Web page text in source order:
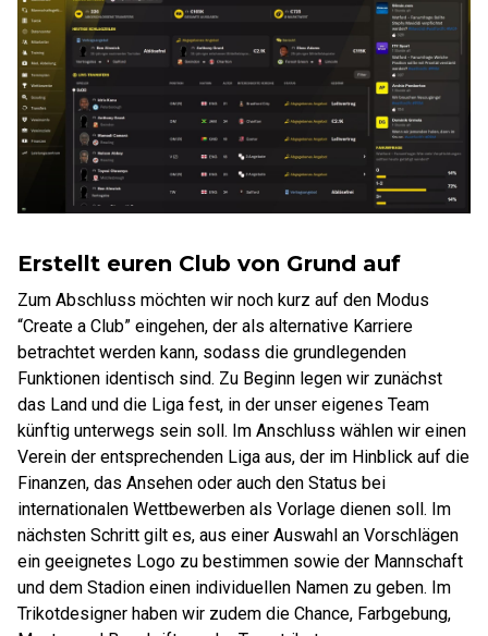
Erstellt euren Club von Grund auf
Zum Abschluss möchten wir noch kurz auf den Modus
“Create a Club” eingehen, der als alternative Karriere
betrachtet werden kann, sodass die grundlegenden
Funktionen identisch sind. Zu Beginn legen wir zunächst
das Land und die Liga fest, in der unser eigenes Team
künftig unterwegs sein soll. Im Anschluss wählen wir einen
Verein der entsprechenden Liga aus, der im Hinblick auf die
Finanzen, das Ansehen oder auch den Status bei
internationalen Wettbewerben als Vorlage dienen soll. Im
nächsten Schritt gilt es, aus einer Auswahl an Vorschlägen
ein geeignetes Logo zu bestimmen sowie der Mannschaft
und dem Stadion einen individuellen Namen zu geben. Im
Trikotdesigner haben wir zudem die Chance, Farbgebung,